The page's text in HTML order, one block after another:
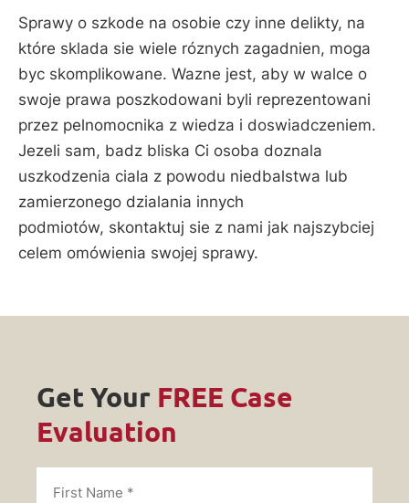
Sprawy o szkode na osobie czy inne delikty, na
które sklada sie wiele róznych zagadnien, moga
byc skomplikowane. Wazne jest, aby w walce o
swoje prawa poszkodowani byli reprezentowani
przez pelnomocnika z wiedza i doswiadczeniem.
Jezeli sam, badz bliska Ci osoba doznala
uszkodzenia ciala z powodu niedbalstwa lub
zamierzonego dzialania innych
podmiotów, skontaktuj sie z nami jak najszybciej
celem omówienia swojej sprawy.
Get Your FREE Case
Evaluation